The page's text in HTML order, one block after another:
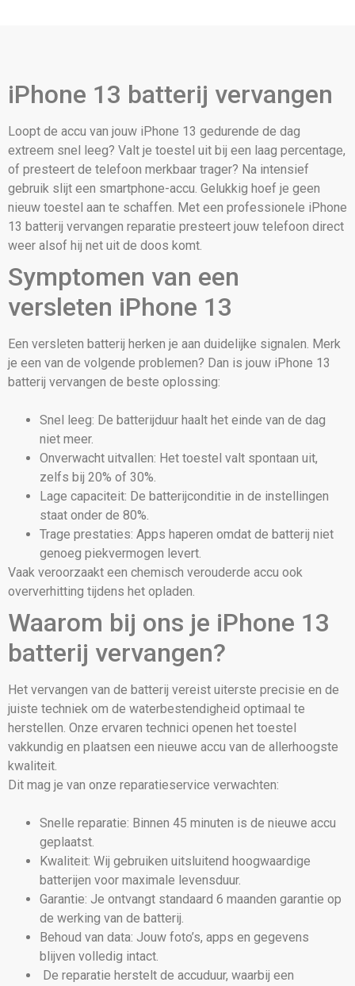
iPhone 13 batterij vervangen
Loopt de accu van jouw iPhone 13 gedurende de dag
extreem snel leeg? Valt je toestel uit bij een laag percentage,
of presteert de telefoon merkbaar trager? Na intensief
gebruik slijt een smartphone-accu. Gelukkig hoef je geen
nieuw toestel aan te schaffen. Met een professionele iPhone
13 batterij vervangen reparatie presteert jouw telefoon direct
weer alsof hij net uit de doos komt.
Symptomen van een
versleten iPhone 13
Een versleten batterij herken je aan duidelijke signalen. Merk
je een van de volgende problemen? Dan is jouw iPhone 13
batterij vervangen de beste oplossing:
Snel leeg: De batterijduur haalt het einde van de dag
niet meer.
Onverwacht uitvallen: Het toestel valt spontaan uit,
zelfs bij 20% of 30%.
Lage capaciteit: De batterijconditie in de instellingen
staat onder de 80%.
Trage prestaties: Apps haperen omdat de batterij niet
genoeg piekvermogen levert.
Vaak veroorzaakt een chemisch verouderde accu ook
oververhitting tijdens het opladen.
Waarom bij ons je iPhone 13
batterij vervangen?
Het vervangen van de batterij vereist uiterste precisie en de
juiste techniek om de waterbestendigheid optimaal te
herstellen. Onze ervaren technici openen het toestel
vakkundig en plaatsen een nieuwe accu van de allerhoogste
kwaliteit.
Dit mag je van onze reparatieservice verwachten:
Snelle reparatie: Binnen 45 minuten is de nieuwe accu
geplaatst.
Kwaliteit: Wij gebruiken uitsluitend hoogwaardige
batterijen voor maximale levensduur.
Garantie: Je ontvangt standaard 6 maanden garantie op
de werking van de batterij.
Behoud van data: Jouw foto’s, apps en gegevens
blijven volledig intact.
De reparatie herstelt de accuduur, waarbij een